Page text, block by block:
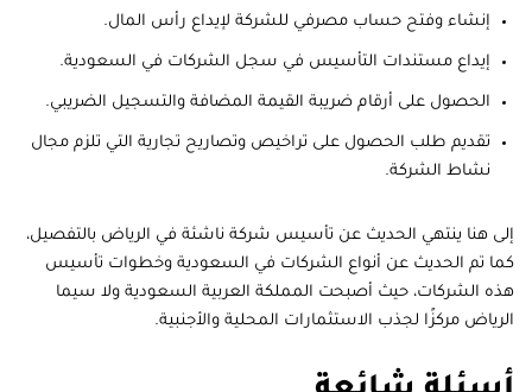
إنشاء وفتح حساب مصرفي للشركة لإيداع رأس المال.
إيداع مستندات التأسيس في سجل الشركات في السعودية.
الحصول على أرقام ضريبة القيمة المضافة والتسجيل الضريبي.
تقديم طلب الحصول على تراخيص وتصاريح تجارية التي تلزم مجال
نشاط الشركة.
إلى هنا ينتهي الحديث عن تأسيس شركة ناشئة في الرياض بالتفصيل،
كما تم الحديث عن أنواع الشركات في السعودية وخطوات تأسيس
هذه الشركات، حيث أصبحت المملكة العربية السعودية ولا سيما
الرياض مركزًا لجذب الاستثمارات المحلية والأجنبية.